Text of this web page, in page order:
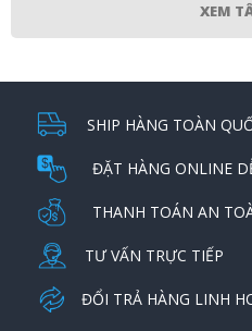
XEM
SHIP HÀNG TOÀN
ĐẶT HÀNG ONLINE
THANH TOÁN AN
TƯ VẤN TRỰC TIẾP
ĐỔI TRẢ HÀNG LINH